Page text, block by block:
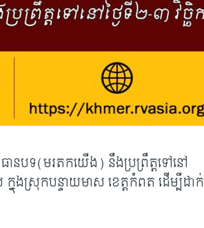
នបទ(មរតកយើង) នឹងប្រព្រឹត្តទៅនៅ
នុងស្រុកបន្ទាយមាស ខេត្តកំពត ដើម្បីដាក់